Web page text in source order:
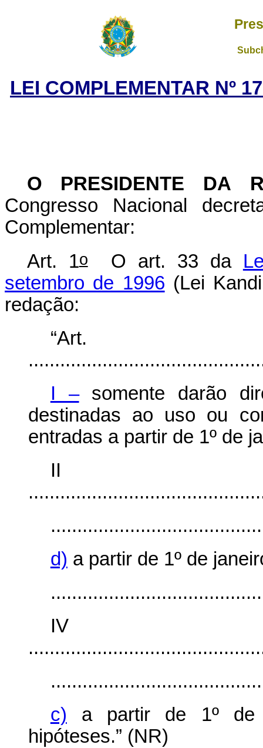
LEI COMPLEMENTAR Nº
O PRESIDENTE DA
Congresso Nacional
Complementar:
Art. 1oO art. 33 da
setembro de 1996 (Lei
redação:
I –somente darão
destinadas ao uso ou
entradas a partir de 1º de
II
d) a partir de 1º de
c) a partir de 1º de
hipóteses.” (NR)